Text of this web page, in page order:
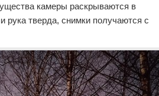
камеры раскрываются в
рука тверда, снимки получаются с